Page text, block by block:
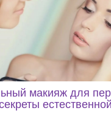
макияж для